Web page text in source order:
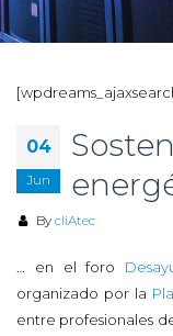
04
Jun
By cliAtec
… en el foro
organizado por la
entre profesionales